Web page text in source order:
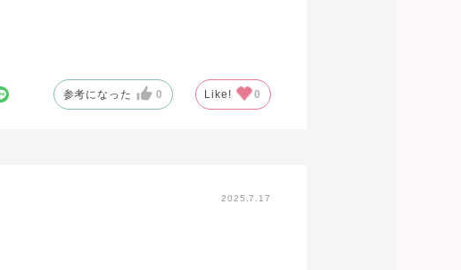
参考になった 0 Like! 0
2025.7.17